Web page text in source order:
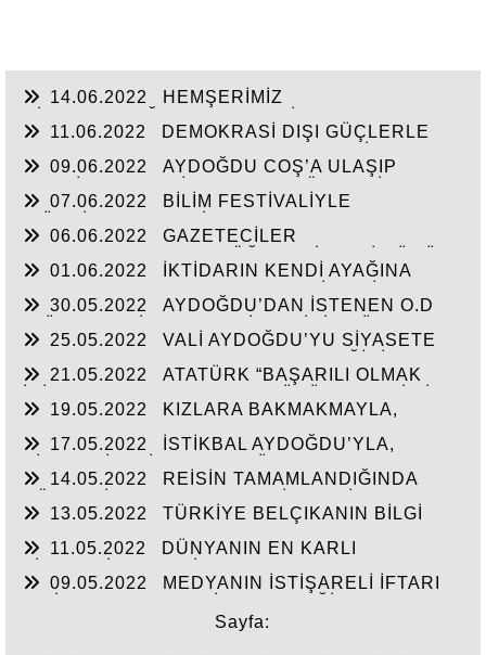
14.06.2022
HEMŞERİMİZ
MÜJDELERİ BEKLİYOR!
11.06.2022
DEMOKRASİ DIŞI GÜÇLERLE
OSMANLI”KALAYCI ŞAMMAS!”
09.06.2022
AYDOĞDU COŞ’A ULAŞIP
HİZMETLERİNE ULAŞMASI!
07.06.2022
BİLİM FESTİVALİYLE
CEVAP”HİZMETE AÇILAN 41 YENİ FABRİKA!!
06.06.2022
GAZETECİLER
CHP FİİLEN YAŞATTI!!!
01.06.2022
İKTİDARIN KENDİ AYAĞINA
SÖZLERİN TUTULMASINDA!!!
30.05.2022
AYDOĞDU’DAN İSTENEN O.D
HAMMADELERE SAHİBİZ!
25.05.2022
VALİ AYDOĞDU’YU SİYASETE
ÇALMAKTIR!!!
21.05.2022
ATATÜRK “BAŞARILI OLMAK
BİRİNE UYGUN OLMALI”
19.05.2022
KIZLARA BAKMAKMAYLA,
TARİH ÖĞRETİLEN GENÇLİK!!!
17.05.2022
İSTİKBAL AYDOĞDU’YLA,
YATIRIMI ALMASINDA!!!
14.05.2022
REİSİN TAMAMLANDIĞINDA
ÇEVİRTECEK ÇEYİZİ
13.05.2022
TÜRKİYE BELÇIKANIN BİLGİ
ÇEVİRMESİNİ ENGELLESİN!!!
11.05.2022
DÜNYANIN EN KARLI
KURTULMANINDA REÇETESİ!
09.05.2022
MEDYANIN İSTİŞARELİ İFTARI
YAKIN İŞSİZE İŞ BAŞARISI!!
Sayfa: